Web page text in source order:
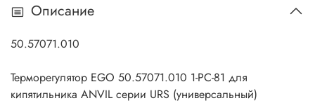
Описание
50.57071.010
Терморегулятор EGO 50.57071.010 1-PC-81 для
кипятильника ANVIL серии URS (универсальный)